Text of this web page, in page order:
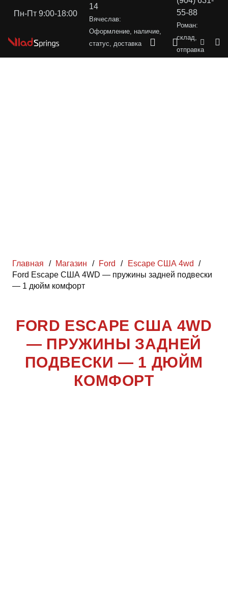
Пн-Пт 9:00-18:00
14
Вячеслав:
Оформление, наличие,
статус, доставка
55-88
Роман:
склад,
отправка
Главная / Магазин / Ford / Escape США 4wd
/
Ford Escape США 4WD — пружины задней подвески
— 1 дюйм комфорт
FORD ESCAPE США 4WD
— ПРУЖИНЫ ЗАДНЕЙ
ПОДВЕСКИ — 1 ДЮЙМ
КОМФОРТ